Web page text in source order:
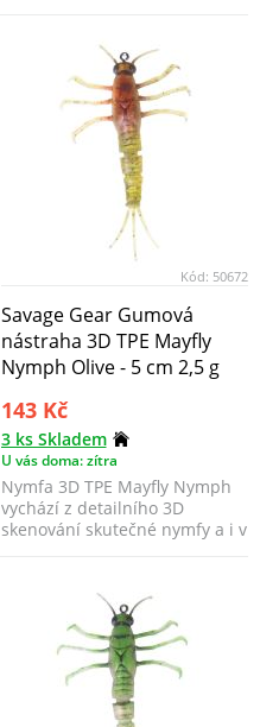
Kód: 50672
Savage Gear Gumová
nástraha 3D TPE Mayfly
Nymph Olive - 5 cm 2,5 g
143 Kč
3 ks Skladem
U vás doma: zítra
Nymfa 3D TPE Mayfly Nymph
vychází z detailního 3D
skenování skutečné nymfy a i v